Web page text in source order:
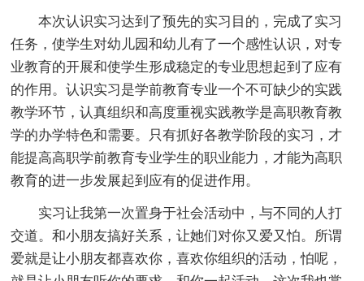
本次认识实习达到了预先的实习目的，完成了实习
任务，使学生对幼儿园和幼儿有了一个感性认识，对专
业教育的开展和使学生形成稳定的专业思想起到了应有
的作用。认识实习是学前教育专业一个不可缺少的实践
教学环节，认真组织和高度重视实践教学是高职教育教
学的办学特色和需要。只有抓好各教学阶段的实习，才
能提高高职学前教育专业学生的职业能力，才能为高职
教育的进一步发展起到应有的促进作用。
实习让我第一次置身于社会活动中，与不同的人打
交道。和小朋友搞好关系，让她们对你又爱又怕。所谓
爱就是让小朋友都喜欢你，喜欢你组织的活动，怕呢，